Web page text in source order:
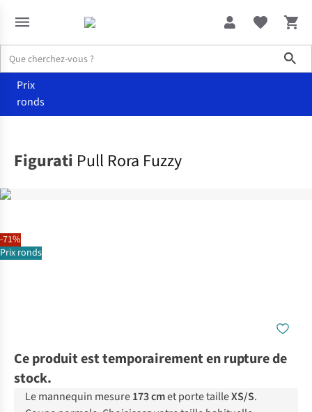
Prix
ronds
-71%
Prix ronds
Figurati Pull Rora Fuzzy
Ce produit est temporairement en rupture de
stock.
Le mannequin mesure173 cmet porte tailleXS/S.